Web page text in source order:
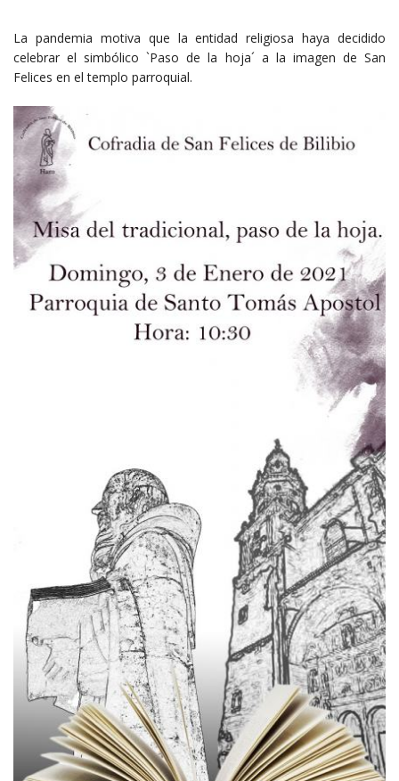
La pandemia motiva que la entidad religiosa haya decidido
celebrar el simbólico `Paso de la hoja´ a la imagen de San
Felices en el templo parroquial.